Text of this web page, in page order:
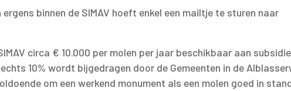
binnen de SIMAV hoeft enkel een mailtje te sturen naar
circa € 10.000 per molen per jaar beschikbaar aan
10% wordt bijgedragen door de Gemeenten in de
om een werkend monument als een molen goed in